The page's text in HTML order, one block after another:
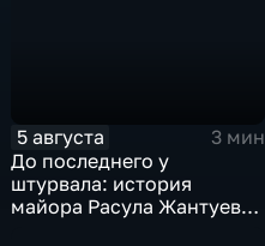
5 августа
3 мин
До последнего у
штурвала: история
майора Расула Жантуева,